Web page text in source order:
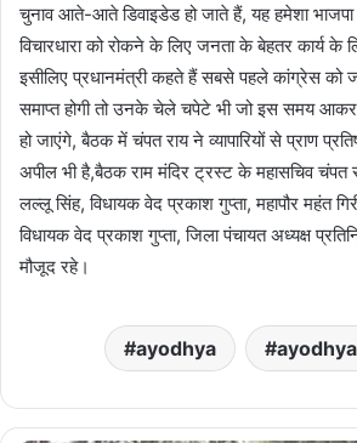
चुनाव आते-आते डिवाइडेड हो जाते हैं, यह हमेशा भाजपा
विचारधारा को रोकने के लिए जनता के बेहतर कार्य
इसीलिए प्रधानमंत्री कहते हैं सबसे पहले कांग्रेस को
समाप्त होगी तो उनके चेले चपेटे भी जो इस समय आकर
हो जाएंगे, बैठक में चंपत राय ने व्यापारियों से प्राण
अपील भी है,बैठक राम मंदिर ट्रस्ट के महासचिव
लल्लू सिंह, विधायक वेद प्रकाश गुप्ता, महापौर महंत
विधायक वेद प्रकाश गुप्ता, जिला पंचायत अध्यक्ष
मौजूद रहे।
ayodhya